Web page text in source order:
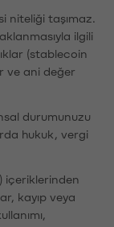
niteliği taşımaz.
ilgili
(stablecoin
ve ani değer
durumunuzu
hukuk, vergi
içeriklerinden
kayıp veya